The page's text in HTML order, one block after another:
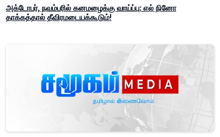
அக்டோபர், நவம்பரில் கனமழைக்கு வாய்ப்பு: எல் நினோ
தாக்கத்தால் தீவிரமடையக்கூடும்!